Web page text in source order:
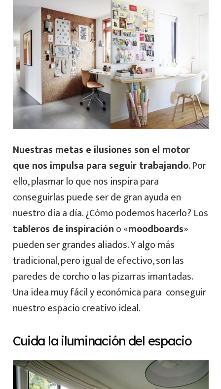
Nuestras metas e ilusiones son el motor
que nos impulsa para seguir trabajando. Por
ello, plasmar lo que nos inspira para
conseguirlas puede ser de gran ayuda en
nuestro día a día. ¿Cómo podemos hacerlo? Los
tableros deinspiracióno «moodboards»
pueden ser grandes aliados. Y algo más
tradicional, pero igual de efectivo, son las
paredes de corcho o las pizarras imantadas.
Una idea muy fácil y económica para conseguir
nuestro espacio creativo ideal.
Cuida la iluminación del espacio